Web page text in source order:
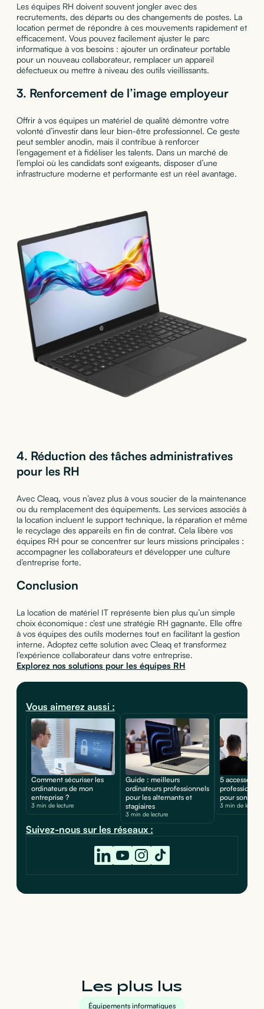
Les équipes RH doivent souvent jongler avec des
recrutements, des départs ou des changements de postes. La
location permet de répondre à ces mouvements rapidement et
efficacement. Vous pouvez facilement ajuster le parc
informatique à vos besoins : ajouter un ordinateur portable
pour un nouveau collaborateur, remplacer un appareil
défectueux ou mettre à niveau des outils vieillissants.
3. Renforcement de l’image employeur
Offrir à vos équipes un matériel de qualité démontre votre
volonté d’investir dans leur bien-être professionnel. Ce geste
peut sembler anodin, mais il contribue à renforcer
l’engagement et à fidéliser les talents. Dans un marché de
l’emploi où les candidats sont exigeants, disposer d’une
infrastructure moderne et performante est un réel avantage.
4. Réduction des tâches administratives
pour les RH
Avec Cleaq, vous n’avez plus à vous soucier de la maintenance
ou du remplacement des équipements. Les services associés à
la location incluent le support technique, la réparation et même
le recyclage des appareils en fin de contrat. Cela libère vos
équipes RH pour se concentrer sur leurs missions principales :
accompagner les collaborateurs et développer une culture
d’entreprise forte.
Conclusion
La location de matériel IT représente bien plus qu’un simple
choix économique : c’est une stratégie RH gagnante. Elle offre
à vos équipes des outils modernes tout en facilitant la gestion
interne. Adoptez cette solution avec Cleaq et transformez
l’expérience collaborateur dans votre entreprise.
Explorez nos solutions pour les équipes RH
Vous aimerez aussi :
Comment sécuriser les
ordinateurs de mon
entreprise ?
3 min de lecture
Guide : meilleurs
ordinateurs professionnels
pour les alternants et
stagiaires
3 min de lecture
5 accessoires
pour son
3 min de lecture
Suivez-nous sur les réseaux :
Les plus lus
Équipements informatiques